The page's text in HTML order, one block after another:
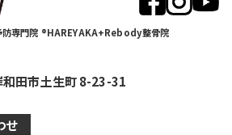
防専門院 ®HAREYAKA+Rebody整骨院
田市土生町 8-23-31
せ